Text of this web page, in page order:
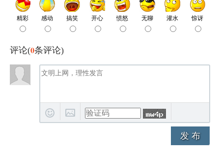
评论(0条评论)
发 布